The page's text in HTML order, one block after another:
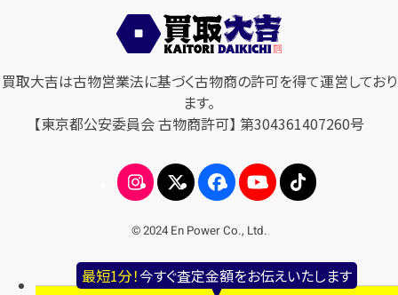
最短1分！今すぐ査定金額をお伝えいたします
買取大吉は古物営業法に基づく古物商の許可を得て運営しており
ます。
【東京都公安委員会 古物商許可】 第304361407260号
© 2024 En Power Co., Ltd.